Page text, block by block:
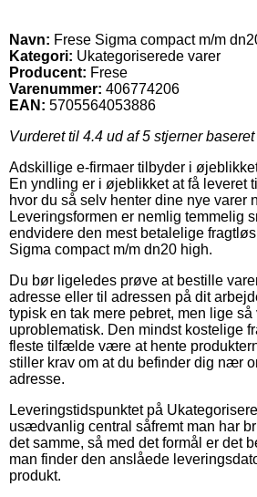
Navn: Frese Sigma compact m/m
Kategori: Ukategoriserede varer
Producent: Frese
Varenummer: 406774206
EAN: 5705564053886
Vurderet til 4.4 ud af 5 stjerner baseret
Adskillige e-firmaer tilbyder i
En yndling er i øjeblikket at få leveret
hvor du så selv henter dine nye varer
Leveringsformen er nemlig temmelig
endvidere den mest betalelige
Sigma compact m/m dn20 high.
Du bør ligeledes prøve at bestille
adresse eller til adressen på dit
typisk en tak mere pebret, men lige
uproblematisk. Den mindst kostelige
fleste tilfælde være at hente
stiller krav om at du befinder dig nær
adresse.
Leveringstidspunktet på
usædvanlig central såfremt man har
det samme, så med det formål er det
man finder den anslåede
produkt.